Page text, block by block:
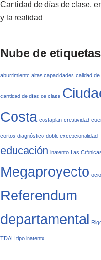
Cantidad de días de clase,
y la realidad
Nube de etiquetas
aburrimiento altas capacidades calidad de
cantidad de días de clase
Costa costaplan creatividad
cortos diagnóstico doble excepcionalidad
educación inatento Las
Megaproyecto ocio
Referendum
departamental
TDAH tipo inatento